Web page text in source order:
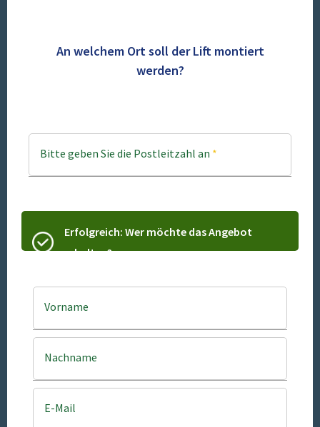
An welchem Ort soll der Lift montiert
werden?
Bitte geben Sie die Postleitzahl an *
Erfolgreich: Wer möchte das Angebot
erhalten?
Vorname
Nachname
E-Mail